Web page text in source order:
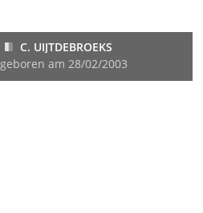
C. UIJTDEBROEKS
geboren am 28/02/2003